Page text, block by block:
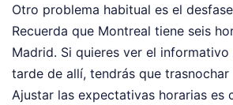
Otro problema habitual es el
Recuerda que Montreal tiene seis
Madrid. Si quieres ver el informativo
tarde de allí, tendrás que
Ajustar las expectativas horarias es